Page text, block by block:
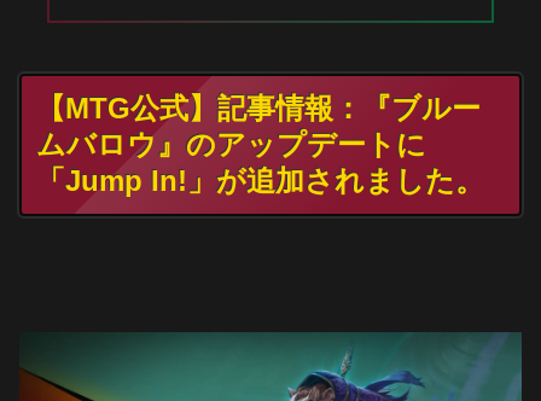
【MTG公式】記事情報：『ブルー
ムバロウ』のアップデートに
「Jump In!」が追加されました。